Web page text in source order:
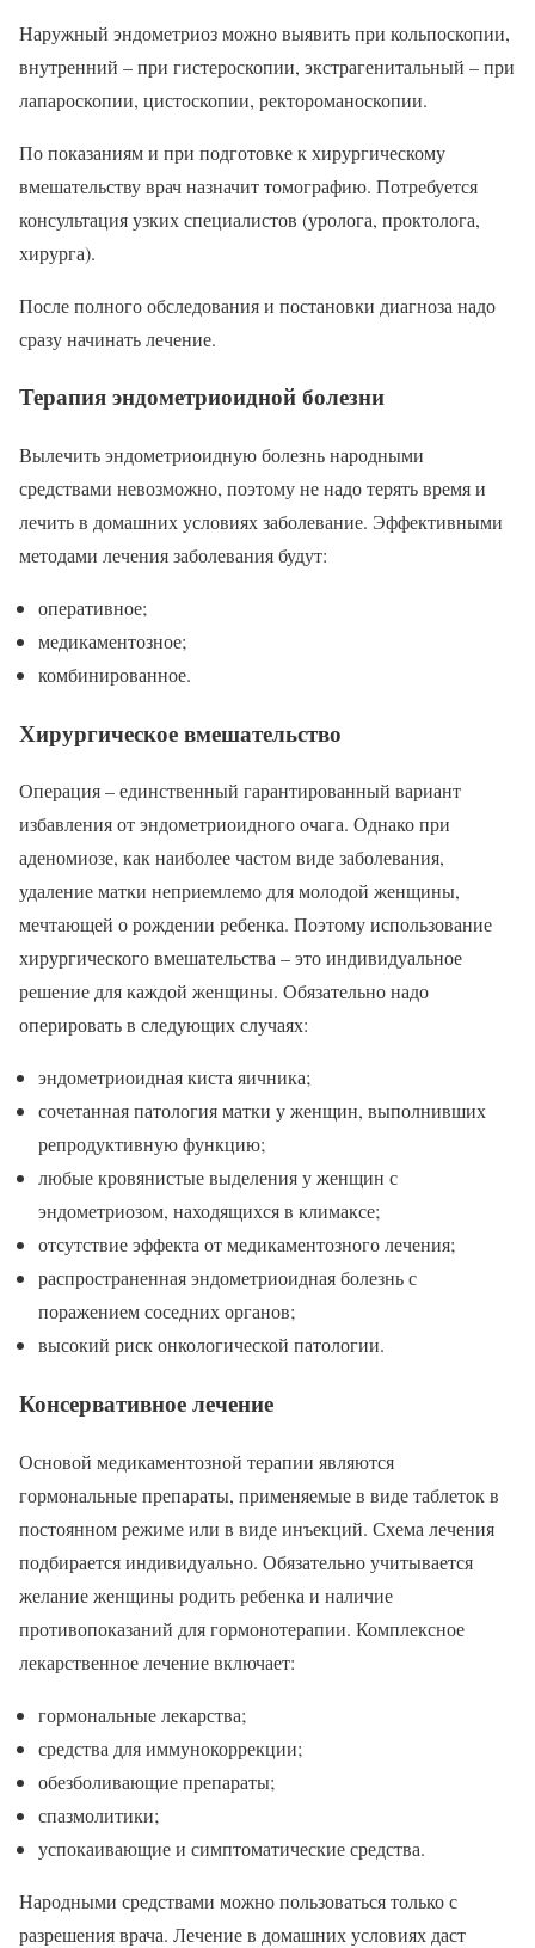
Наружный эндометриоз можно выявить при кольпоскопии,
внутренний – при гистероскопии, экстрагенитальный – при
лапароскопии, цистоскопии, ректороманоскопии.
По показаниям и при подготовке к хирургическому
вмешательству врач назначит томографию. Потребуется
консультация узких специалистов (уролога, проктолога,
хирурга).
После полного обследования и постановки диагноза надо
сразу начинать лечение.
Терапия эндометриоидной болезни
Вылечить эндометриоидную болезнь народными
средствами невозможно, поэтому не надо терять время и
лечить в домашних условиях заболевание. Эффективными
методами лечения заболевания будут:
оперативное;
медикаментозное;
комбинированное.
Хирургическое вмешательство
Операция – единственный гарантированный вариант
избавления от эндометриоидного очага. Однако при
аденомиозе, как наиболее частом виде заболевания,
удаление матки неприемлемо для молодой женщины,
мечтающей о рождении ребенка. Поэтому использование
хирургического вмешательства – это индивидуальное
решение для каждой женщины. Обязательно надо
оперировать в следующих случаях:
эндометриоидная киста яичника;
сочетанная патология матки у женщин, выполнивших
репродуктивную функцию;
любые кровянистые выделения у женщин с
эндометриозом, находящихся в климаксе;
отсутствие эффекта от медикаментозного лечения;
распространенная эндометриоидная болезнь с
поражением соседних органов;
высокий риск онкологической патологии.
Консервативное лечение
Основой медикаментозной терапии являются
гормональные препараты, применяемые в виде таблеток в
постоянном режиме или в виде инъекций. Схема лечения
подбирается индивидуально. Обязательно учитывается
желание женщины родить ребенка и наличие
противопоказаний для гормонотерапии. Комплексное
лекарственное лечение включает:
гормональные лекарства;
средства для иммунокоррекции;
обезболивающие препараты;
спазмолитики;
успокаивающие и симптоматические средства.
Народными средствами можно пользоваться только с
разрешения врача. Лечение в домашних условиях даст